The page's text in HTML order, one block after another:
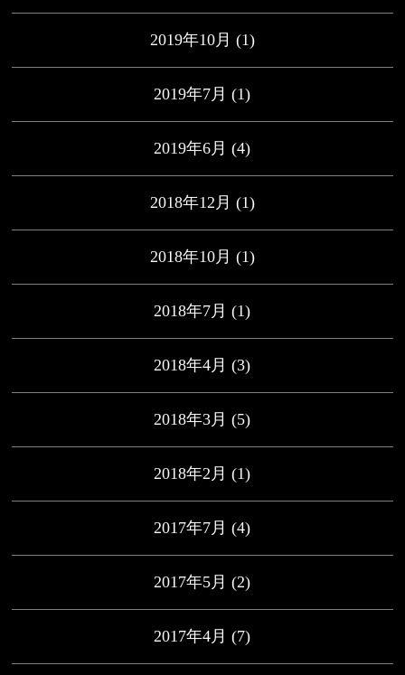
2019年10月 (1)
2019年7月 (1)
2019年6月 (4)
2018年12月 (1)
2018年10月 (1)
2018年7月 (1)
2018年4月 (3)
2018年3月 (5)
2018年2月 (1)
2017年7月 (4)
2017年5月 (2)
2017年4月 (7)